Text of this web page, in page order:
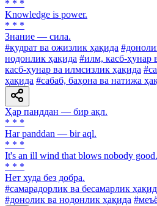
* * *
Knowledge is power.
* * *
Знание — сила.
#қудрат ва ожизлик ҳақида
нодонлик ҳақида #илм, касб-ҳунар
касб-ҳунар ва илмсизлик ҳақида
ҳақида #сабаб, баҳона ва натижа
Ҳар панддан — бир ақл.
* * *
Har panddan — bir aql.
* * *
It's an ill wind that blows nobody good.
* * *
Нет худа без добра.
#самарадорлик ва бесамарлик
#донолик ва нодонлик ҳақида